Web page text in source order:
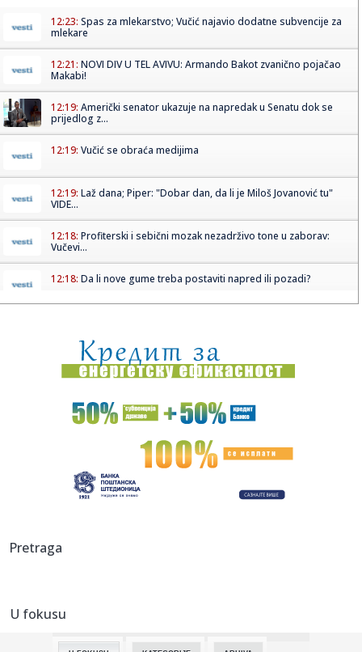
12:23: Spas za mlekarstvo; Vučić najavio dodatne subvencije za
mlekare
12:21: NOVI DIV U TEL AVIVU: Armando Bakot zvanično pojačao
Makabi!
12:19: Američki senator ukazuje na napredak u Senatu dok se
prijedlog z...
12:19: Vučić se obraća medijima
12:19: Laž dana; Piper: "Dobar dan, da li je Miloš Jovanović tu"
VIDE...
12:18: Profiterski i sebični mozak nezadrživo tone u zaborav:
Vučevi...
12:18: Da li nove gume treba postaviti napred ili pozadi?
12:18:Nedović o Đorđeviću: "Tu sam zapečatio sebi sudbinu"
VIDEO
12:18:Brza i lagana: Jogurt pita u rerni je za 10 minuta
Obustavljena plovidba na kanalima u Bačkoj
12:18:Ukrajina napala jednu od najvećih ruskih rafinerija
12:09:
Pretraga
U fokusu